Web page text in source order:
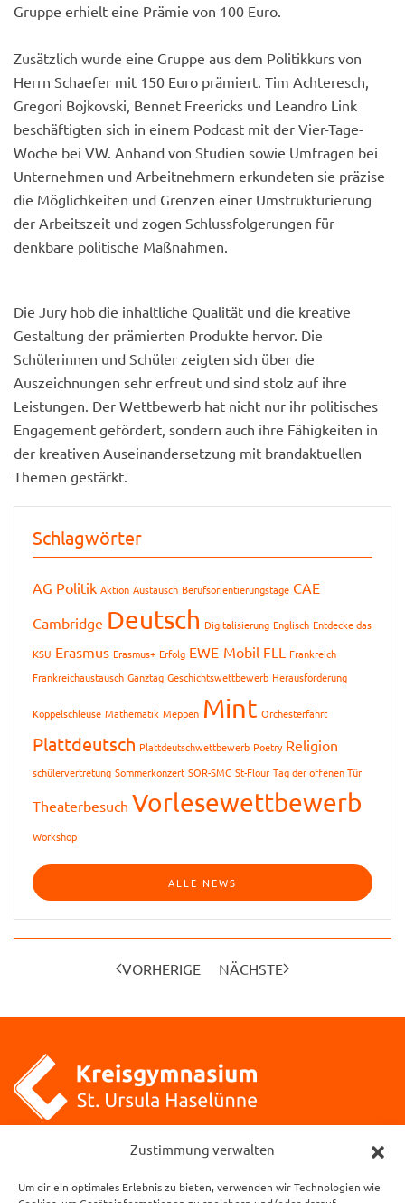
Zustimmung verwalten
Um dir ein optimales Erlebnis zu bieten, verwenden wir Technologien wie
Gruppe erhielt eine Prämie von 100 Euro.
Zusätzlich wurde eine Gruppe aus dem Politikkurs von
Herrn Schaefer mit 150 Euro prämiert. Tim Achteresch,
Gregori Bojkovski, Bennet Freericks und Leandro Link
beschäftigten sich in einem Podcast mit der Vier-Tage-
Woche bei VW. Anhand von Studien sowie Umfragen bei
Unternehmen und Arbeitnehmern erkundeten sie präzise
die Möglichkeiten und Grenzen einer Umstrukturierung
der Arbeitszeit und zogen Schlussfolgerungen für
denkbare politische Maßnahmen.
Die Jury hob die inhaltliche Qualität und die kreative
Gestaltung der prämierten Produkte hervor. Die
Schülerinnen und Schüler zeigten sich über die
Auszeichnungen sehr erfreut und sind stolz auf ihre
Leistungen. Der Wettbewerb hat nicht nur ihr politisches
Engagement gefördert, sondern auch ihre Fähigkeiten in
der kreativen Auseinandersetzung mit brandaktuellen
Themen gestärkt.
Schlagwörter
AG Politik Aktion Austausch Berufsorientierungstage CAE
Cambridge Deutsch Digitalisierung Englisch Entdecke das
KSU Erasmus Erasmus+ Erfolg EWE-Mobil FLL
Frankreich
Frankreichaustausch Ganztag Geschichtswettbewerb Herausforderung
Koppelschleuse Mathematik Meppen Mint Orchesterfahrt
Plattdeutsch Plattdeutschwettbewerb Poetry Religion
schülervertretung Sommerkonzert SOR-SMC St-Flour Tag der offenen Tür
Theaterbesuch Vorlesewettbewerb
Workshop
ALLE NEWS
VORHERIGE NÄCHSTE
Kreisgymnasium St. Ursula
49740 Haselünne